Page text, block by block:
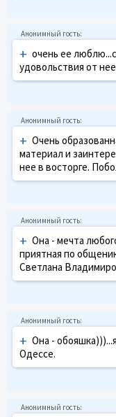
+ очень ее
удовольствия от
+ Очень
материал и
нее в восторге.
+ Она - мечта
приятная по
Светлана
+ Она -
Одессе.